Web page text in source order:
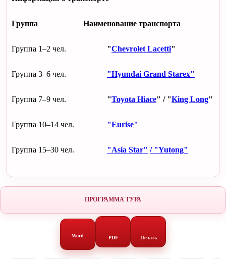
Группа Наименование транспорта
Группа 1–2 чел. "Chevrolet Lacetti"
Группа 3–6 чел. "Hyundai Grand Starex"
Группа 7–9 чел. "Toyota Hiace" / "King Long"
Группа 10–14 чел. "Eurise"
Группа 15–30 чел. "Asia Star" / "Yutong"
ПРОГРАММА ТУРА
Word PDF Печать